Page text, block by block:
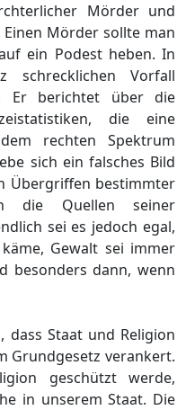
Mörder und
Mörder sollte man
ein Podest heben. In
Vorfall
Er berichtet über die
die eine
rechten Spektrum
sich ein falsches Bild
Übergriffen bestimmter
die Quellen seiner
sei es jedoch egal,
me, Gewalt sei immer
besonders dann, wenn
, dass Staat und Religion
Grundgesetz verankert.
geschützt werde,
in unserem Staat. Die